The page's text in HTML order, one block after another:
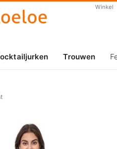
Winkel
Trouwen